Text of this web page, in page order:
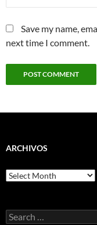
Save my name,
next time I comment.
ARCHIVOS
Archivos
Search